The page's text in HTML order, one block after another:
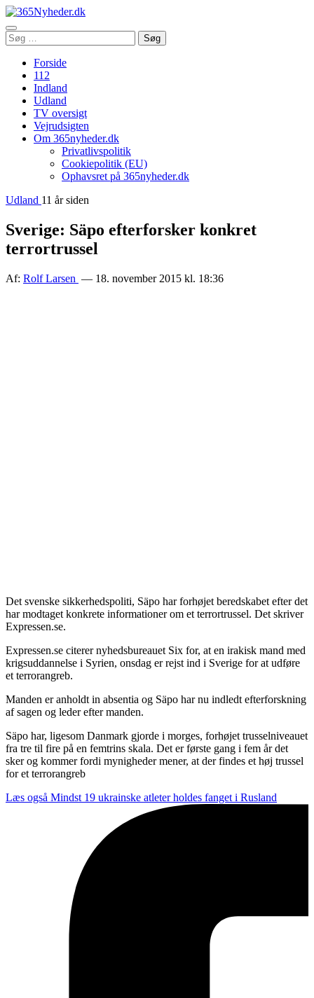
Åbn
menu
Søg
efter:
Søg
Forside
112
Indland
Udland
TV oversigt
Vejrudsigten
Om 365nyheder.dk
Privatlivspolitik
Cookiepolitik (EU)
Ophavsret på 365nyheder.dk
Udland 11 år siden
Sverige: Säpo efterforsker konkret
terrortrussel
Af: Rolf Larsen — 18. november 2015 kl. 18:36
Det svenske sikkerhedspoliti, Säpo har forhøjet beredskabet efter det
har modtaget konkrete informationer om et terrortrussel. Det skriver
Expressen.se.
Expressen.se citerer nyhedsbureauet Six for, at en irakisk mand med
krigsuddannelse i Syrien, onsdag er rejst ind i Sverige for at udføre
et terrorangreb.
Manden er anholdt in absentia og Säpo har nu indledt efterforskning
af sagen og leder efter manden.
Säpo har, ligesom Danmark gjorde i morges, forhøjet trusselniveauet
fra tre til fire på en femtrins skala. Det er første gang i fem år det
sker og kommer fordi mynigheder mener, at der findes et høj trussel
for et terrorangreb
Læs også Mindst 19 ukrainske atleter holdes fanget i Rusland